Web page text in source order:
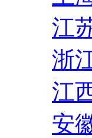
江
浙
江
安